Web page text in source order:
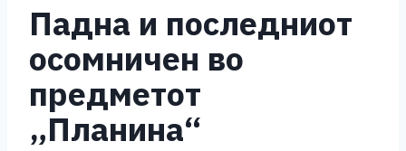
Падна и последниот
осомничен во
предметот
„Планина“